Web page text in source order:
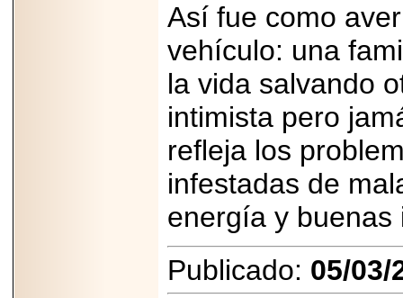
Así fue como
vehículo: una
la vida salvando
intimista pero
refleja los
infestadas de
energía y buenas
Publicado: 05/03/